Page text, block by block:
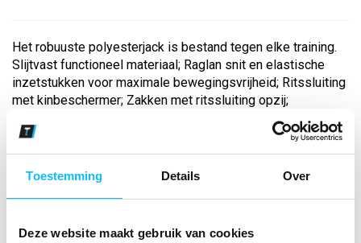
Toestemming Details Over
Deze website maakt gebruik van cookies
Het robuuste polyesterjack is bestand tegen elke training.
Slijtvast functioneel materiaal; Raglan snit en elastische
inzetstukken voor maximale bewegingsvrijheid; Ritssluiting
met kinbeschermer; Zakken met ritssluiting opzij;
Bekijk andere kleuren
slate grey/zwart